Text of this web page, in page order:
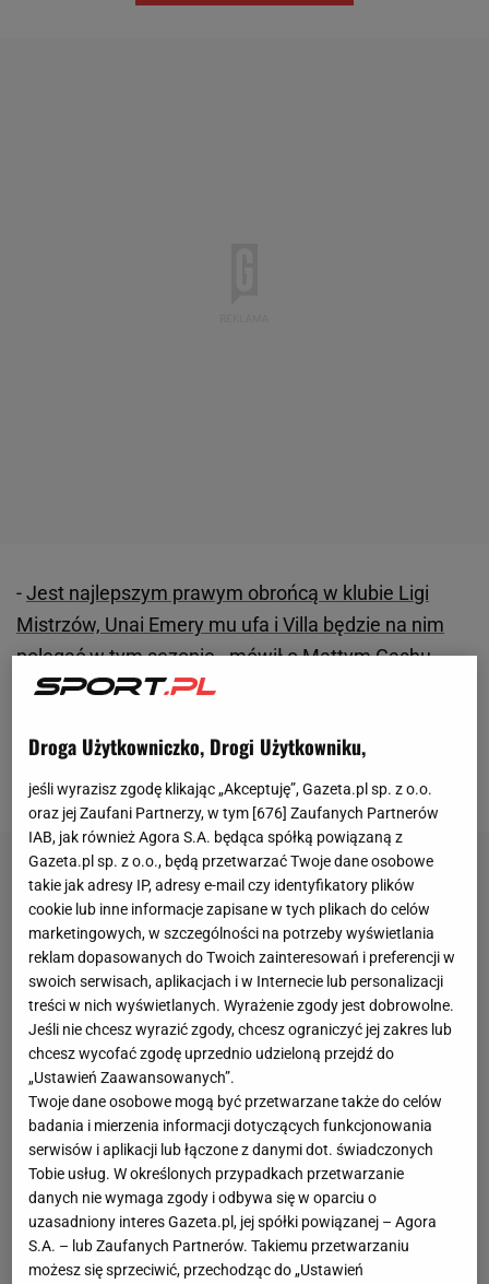
-Jest najlepszym prawym obrońcą w klubie Ligi
Mistrzów, Unai Emery mu ufa i Villa będzie na nim
polegać w tym sezonie - mówił o Mattym Cashu
angielski prezenter piłkarski Dan Bardell w rozmowie
Probierz od marca nie powołuje piłkarza do
reprezentacji Polski.
Droga Użytkowniczko, Drogi Użytkowniku,
jeśli wyrazisz zgodę klikając „Akceptuję”, Gazeta.pl sp. z o.o.
oraz jej Zaufani Partnerzy, w tym [676] Zaufanych Partnerów
IAB, jak również Agora S.A. będąca spółką powiązaną z
Gazeta.pl sp. z o.o., będą przetwarzać Twoje dane osobowe
takie jak adresy IP, adresy e-mail czy identyfikatory plików
cookie lub inne informacje zapisane w tych plikach do celów
marketingowych, w szczególności na potrzeby wyświetlania
reklam dopasowanych do Twoich zainteresowań i preferencji w
swoich serwisach, aplikacjach i w Internecie lub personalizacji
treści w nich wyświetlanych. Wyrażenie zgody jest dobrowolne.
Jeśli nie chcesz wyrazić zgody, chcesz ograniczyć jej zakres lub
chcesz wycofać zgodę uprzednio udzieloną przejdź do
„Ustawień Zaawansowanych”.
Twoje dane osobowe mogą być przetwarzane także do celów
badania i mierzenia informacji dotyczących funkcjonowania
serwisów i aplikacji lub łączone z danymi dot. świadczonych
Tobie usług. W określonych przypadkach przetwarzanie
danych nie wymaga zgody i odbywa się w oparciu o
uzasadniony interes Gazeta.pl, jej spółki powiązanej – Agora
S.A. – lub Zaufanych Partnerów. Takiemu przetwarzaniu
możesz się sprzeciwić, przechodząc do „Ustawień